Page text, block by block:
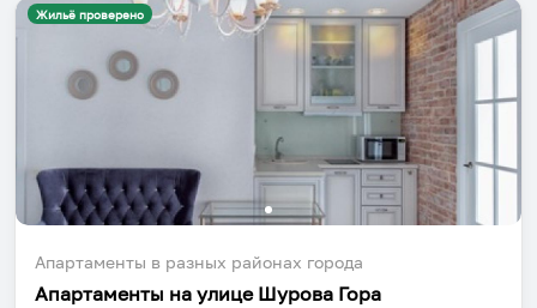
Жильё проверено
Апартаменты в разных районах города
Апартаменты на улице Шурова Гора
Собери путешествие без сложностей
Сохраняй места, повторяй маршруты, находи
компанию и бронируй жильё в одном
приложении.